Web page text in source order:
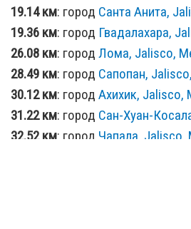
19.14 км: город Санта Анита,
19.36 км: город Гвадалахара,
26.08 км: город Лома, Jalisco,
28.49 км: город Сапопан,
30.12 км: город Ахихик, Jalisco,
31.22 км: город Сан-Хуан-
32.52 км: город Чапала, Jalisco,